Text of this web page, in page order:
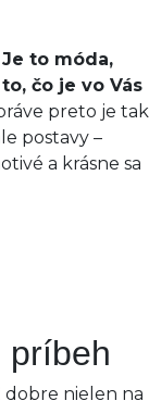
Je to móda,
čo je vo Vás
preto je tak
postavy –
a krásne sa
príbeh
dobre nielen na